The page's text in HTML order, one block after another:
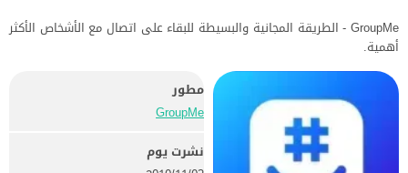
GroupMe - الطريقة المجانية والبسيطة للبقاء على اتصال مع الأشخاص الأكثر
أهمية.
مطور
GroupMe
نشرت يوم